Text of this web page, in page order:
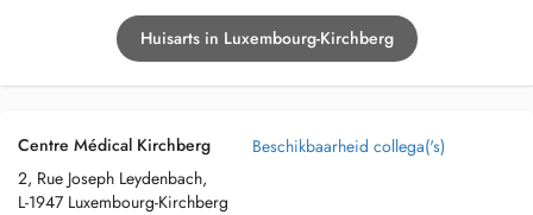
Huisarts in Luxembourg-Kirchberg
Centre Médical Kirchberg
2, Rue Joseph Leydenbach,
L-1947 Luxembourg-Kirchberg
Beschikbaarheid collega('s)